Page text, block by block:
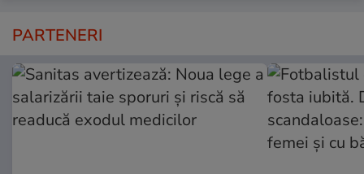
PARTENERI